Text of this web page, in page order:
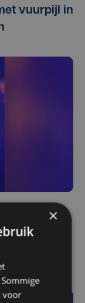
vuurpijl in
dat De Lijn
inleggen
×
voor